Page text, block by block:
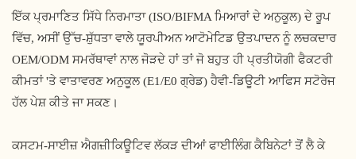
ਇੱਕ ਪ੍ਰਮਾਣਿਤ ਸਿੱਧੇ ਨਿਰਮਾਤਾ (ISO/BIFMA ਮਿਆਰਾਂ ਦੇ ਅਨੁਕੂਲ) ਦੇ ਰੂਪ
ਵਿੱਚ, ਅਸੀਂ ਉੱਚ-ਸ਼ੁੱਧਤਾ ਵਾਲੇ ਯੂਰਪੀਅਨ ਆਟੋਮੇਟਿਡ ਉਤਪਾਦਨ ਨੂੰ ਲਚਕਦਾਰ
OEM/ODM ਸਮਰੱਥਾਵਾਂ ਨਾਲ ਜੋੜਦੇ ਹਾਂ ਤਾਂ ਜੋ ਬਹੁਤ ਹੀ ਪ੍ਰਤੀਯੋਗੀ ਫੈਕਟਰੀ
ਕੀਮਤਾਂ 'ਤੇ ਵਾਤਾਵਰਣ ਅਨੁਕੂਲ (E1/E0 ਗ੍ਰੇਡ) ਹੈਵੀ-ਡਿਊਟੀ ਆਫਿਸ ਸਟੋਰੇਜ
ਹੱਲ ਪੇਸ਼ ਕੀਤੇ ਜਾ ਸਕਣ।
ਕਸਟਮ-ਸਾਈਜ਼ ਐਗਜ਼ੀਕਿਊਟਿਵ ਲੱਕੜ ਦੀਆਂ ਫਾਈਲਿੰਗ ਕੈਬਿਨੇਟਾਂ ਤੋਂ ਲੈ ਕੇ